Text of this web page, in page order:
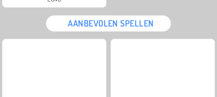
AANBEVOLEN SPELLEN